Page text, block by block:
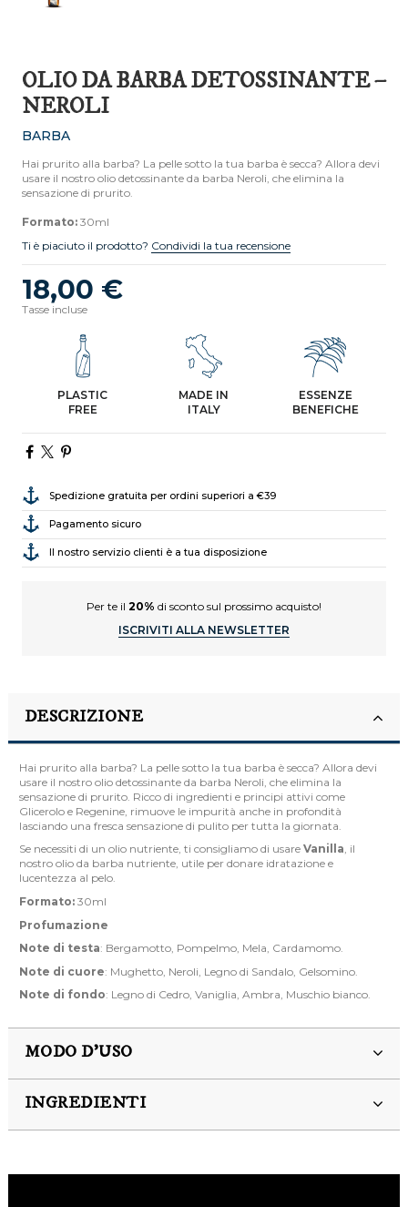
OLIO DA BARBA DETOSSINANTE –
NEROLI
BARBA
Hai prurito alla barba? La pelle sotto la tua barba è secca? Allora devi
usare il nostro olio detossinante da barba Neroli, che elimina la
sensazione di prurito.
Formato: 30ml
Ti è piaciuto il prodotto? Condividi la tua recensione
18,00 €
Tasse incluse
PLASTIC
FREE
MADE IN
ITALY
ESSENZE
BENEFICHE
Spedizione gratuita per ordini superiori a €39
Pagamento sicuro
Il nostro servizio clienti è a tua disposizione
Per te il 20% di sconto sul prossimo acquisto!
ISCRIVITI ALLA NEWSLETTER
DESCRIZIONE
Hai prurito alla barba? La pelle sotto la tua barba è secca? Allora devi
usare il nostro olio detossinante da barba Neroli, che elimina la
sensazione di prurito. Ricco di ingredienti e principi attivi come
Glicerolo e Regenine, rimuove le impurità anche in profondità
lasciando una fresca sensazione di pulito per tutta la giornata.
Se necessiti di un olio nutriente, ti consigliamo di usare Vanilla, il
nostro olio da barba nutriente, utile per donare idratazione e
lucentezza al pelo.
Formato: 30ml
Profumazione
Note di testa: Bergamotto, Pompelmo, Mela, Cardamomo.
Note di cuore: Mughetto, Neroli, Legno di Sandalo, Gelsomino.
Note di fondo: Legno di Cedro, Vaniglia, Ambra, Muschio bianco.
MODO D'USO
INGREDIENTI